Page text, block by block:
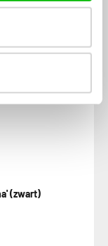
€40,98
bespaart: 18.01%
(zwart)